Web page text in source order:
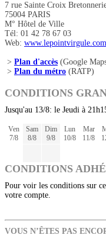
7 rue Sainte Croix
75004 PARIS
M° Hôtel de Ville
Tél: 01 42 78 67 03
Web: www.lepointvirgule.com
> Plan d'accès (Google
> Plan du métro (RATP)
CONDITIONS
Jusqu'au 13/8: le Jeudi à
Ven
7/8
Sam
8/8
Dim
9/8
Lun
10/8
Mar
11/8
CONDITIONS
Pour voir les conditions sur
votre compte.
VOUS N’ÊTES PAS